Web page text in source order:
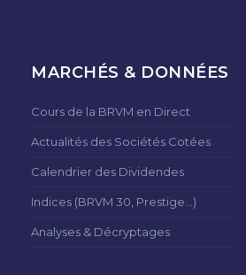
MARCHÉS & DONNÉES
Cours de la BRVM en Direct
Actualités des Sociétés Cotées
Calendrier des Dividendes
Indices (BRVM 30, Prestige...)
Analyses & Décryptages